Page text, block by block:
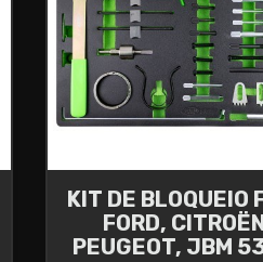
KIT DE BLOQUEIO
FORD,
PEUGEOT, JBM